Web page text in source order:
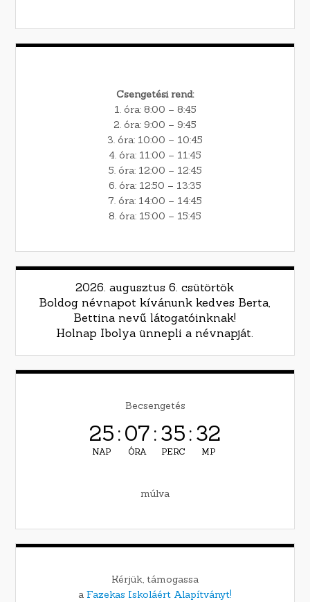
Csengetési rend:
1. óra: 8:00 – 8:45
2. óra: 9:00 – 9:45
3. óra: 10:00 – 10:45
4. óra: 11:00 – 11:45
5. óra: 12:00 – 12:45
6. óra: 12:50 – 13:35
7. óra: 14:00 – 14:45
8. óra: 15:00 – 15:45
2026. augusztus 6. csütörtök
Boldog névnapot kívánunk kedves Berta,
Bettina nevű látogatóinknak!
Holnap Ibolya ünnepli a névnapját.
Becsengetés
25
NAP
:07
ÓRA
:35
PERC
:31
MP
múlva
Kérjük, támogassa
a Fazekas Iskoláért Alapítványt!